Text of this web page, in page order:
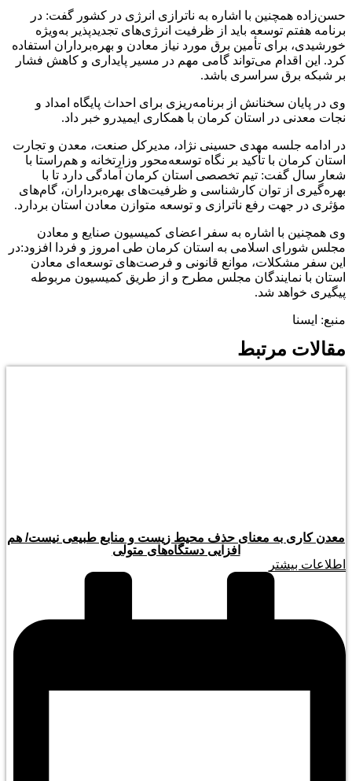
حسن‌زاده همچنین با اشاره به ناترازی انرژی در کشور گفت: در
برنامه هفتم توسعه باید از ظرفیت انرژی‌های تجدیدپذیر به‌ویژه
خورشیدی، برای تأمین برق مورد نیاز معادن و بهره‌برداران استفاده
کرد. این اقدام می‌تواند گامی مهم در مسیر پایداری و کاهش فشار
بر شبکه برق سراسری باشد.
وی در پایان سخنانش از برنامه‌ریزی برای احداث پایگاه امداد و
نجات معدنی در استان کرمان با همکاری ایمیدرو خبر داد.
در ادامه جلسه مهدی حسینی نژاد، مدیرکل صنعت، معدن و تجارت
استان کرمان با تأکید بر نگاه توسعه‌محور وزارتخانه و هم‌راستا با
شعار سال گفت: تیم تخصصی استان کرمان آمادگی دارد تا با
بهره‌گیری از توان کارشناسی و ظرفیت‌های بهره‌برداران، گام‌های
مؤثری در جهت رفع ناترازی و توسعه متوازن معادن استان بردارد.
وی همچنین با اشاره به سفر اعضای کمیسیون صنایع و معادن
مجلس شورای اسلامی به استان کرمان طی امروز و فردا افزود:در
این سفر مشکلات، موانع قانونی و فرصت‌های توسعه‌ای معادن
استان با نمایندگان مجلس مطرح و از طریق کمیسیون مربوطه
پیگیری خواهد شد.
منبع: ایسنا
مقالات مرتبط
معدن کاری به معنای حذف محیط زیست و منابع طبیعی نیست/ هم
افزایی دستگاه‌های متولی
اطلاعات بیشتر